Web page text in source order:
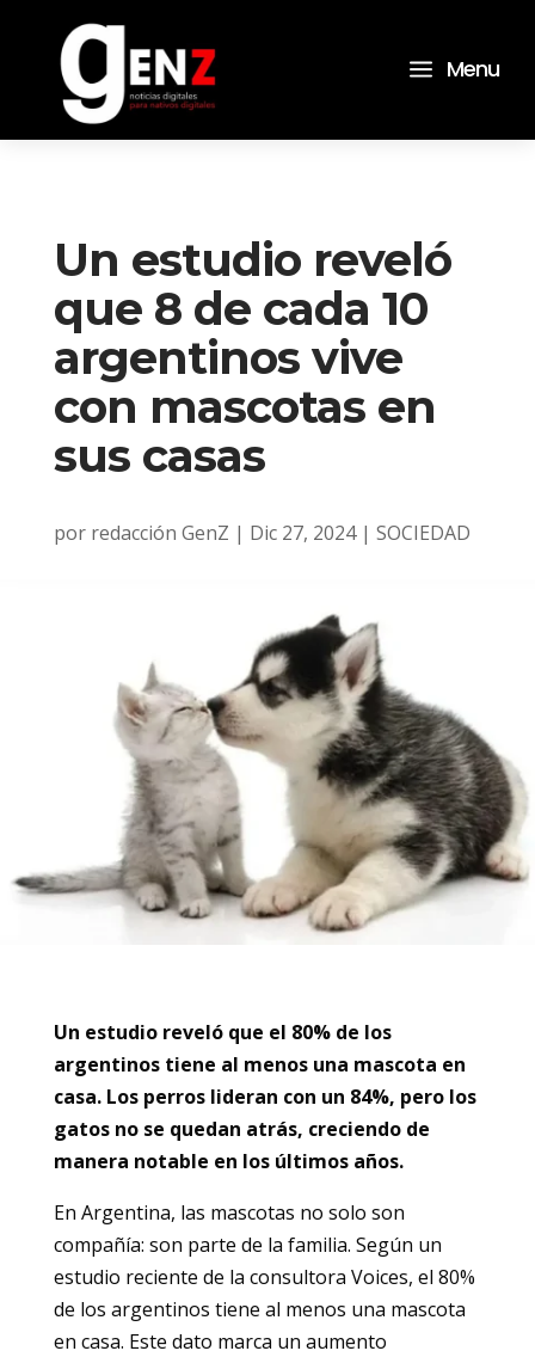
a Menu
Un estudio reveló
que 8 de cada 10
argentinos vive
con mascotas en
sus casas
por redacción GenZ | Dic 27, 2024| SOCIEDAD
Un estudio reveló que el 80% de los
argentinos tiene al menos una mascota en
casa. Los perros lideran con un 84%, pero los
gatos no se quedan atrás, creciendo de
manera notable en los últimos años.
En Argentina, las mascotas no solo son
compañía: son parte de la familia. Según un
estudio reciente de la consultora Voices, el 80%
de los argentinos tiene al menos una mascota
en casa. Este dato marca un aumento